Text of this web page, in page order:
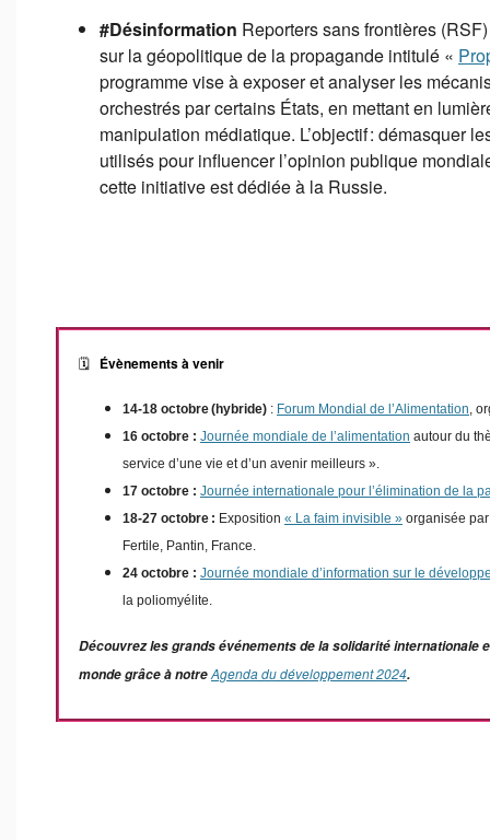
#Désinformation Reporters sans frontières
sur la géopolitique de la propagande intitulé «
programme vise à exposer et analyser les
orchestrés par certains États, en mettant en
manipulation médiatique. L’objectif : démasquer
utilisés pour influencer l’opinion publique
cette initiative est dédiée à la Russie.
🗓️ Évènements à venir
14-18 octobre (hybride) : Forum Mondial de l’Alimentation,
16 octobre : Journée mondiale de l’alimentation autour du
service d’une vie et d’un avenir meilleurs ».
17 octobre : Journée internationale pour l’élimination de la
18-27 octobre : Exposition « La faim invisible » organisée
Fertile, Pantin, France.
24 octobre : Journée mondiale d’information sur le
la poliomyélite.
Découvrez les grands événements de la solidarité internationale
monde grâce à notreAgenda du développement 2024.